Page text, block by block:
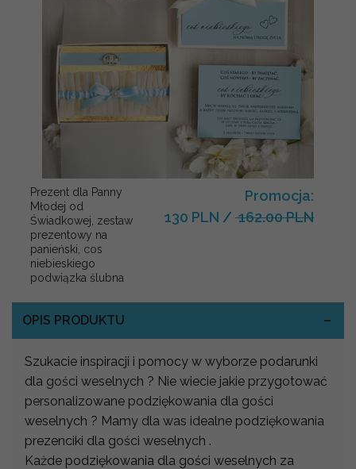
Prezent dla Panny
Młodej od
Świadkowej, zestaw
prezentowy na
panieński, cos
niebieskiego
podwiązka ślubna
Promocja:
130 PLN / 162.00 PLN
OPIS PRODUKTU
Szukacie inspiracji i pomocy w wyborze podarunki
dla gości weselnych ? Nie wiecie jakie przygotować
personalizowane podziękowania dla gości
weselnych ? Mamy dla was idealne podziękowania
prezenciki dla gości weselnych .
Każde podziękowania dla gości weselnych za